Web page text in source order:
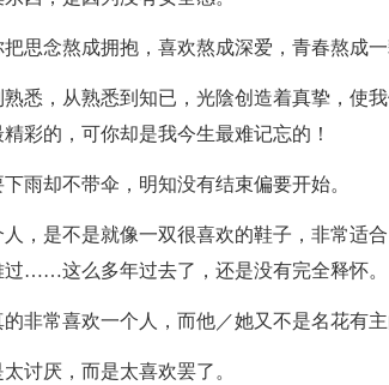
思念熬成拥抱，喜欢熬成深爱，青春熬成一
熟悉，从熟悉到知已，光陰创造着真挚，使
彩的，可你却是我今生最难记忘的！
雨却不带伞，明知没有结束偏要开始。
人，是不是就像一双很喜欢的鞋子，非常适
过……这么多年过去了，还是没有完全释怀。
的非常喜欢一个人，而他／她又不是名花有
讨厌，而是太喜欢罢了。